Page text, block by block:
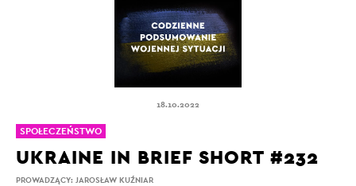
18.10.2022
PROWADZĄCY: JAROSŁAW KUŹNIAR
UKRAINE IN BRIEF SHORT #232
SPOŁECZEŃSTWO